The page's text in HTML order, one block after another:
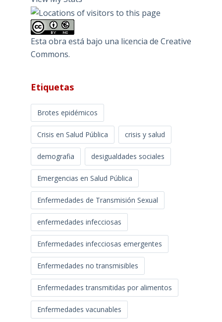
Esta obra está bajo una licencia de Creative
Commons.
Etiquetas
Brotes epidémicos
Crisis en Salud Pública crisis y salud
demografia desigualdades sociales
Emergencias en Salud Pública
Enfermedades de Transmisión Sexual
enfermedades infecciosas
Enfermedades infecciosas emergentes
Enfermedades no transmisibles
Enfermedades transmitidas por alimentos
Enfermedades vacunables